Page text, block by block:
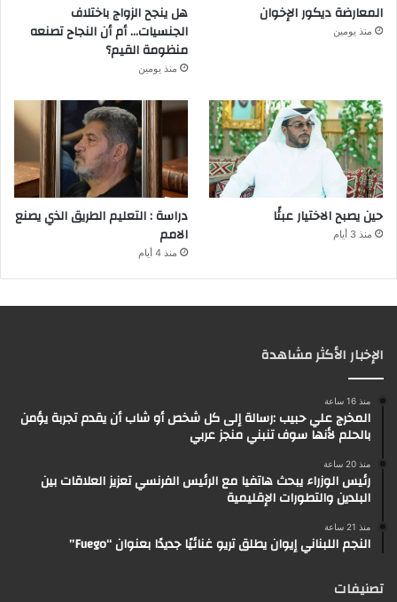
المعارضة ديكور الإخوان
منذ يومين
هل ينجح الزواج باختلاف
الجنسيات… أم أن النجاح تصنعه
منظومة القيم؟
منذ يومين
حين يصبح الاختيار عبئًا
منذ 3 أيام
دراسة : التعليم الطريق الذي يصنع
الامم
منذ 4 أيام
الإخبار الأكثر مشاهدة
منذ 16 ساعة
المخرج علي حبيب :رسالة إلى كل شخص أو شاب أن يقدم تجربة يؤمن
بالحلم لأنها سوف تنبني منجز عربي
منذ 20 ساعة
رئيس الوزراء يبحث هاتفيا مع الرئيس الفرنسي تعزيز العلاقات بين
البلدين والتطورات الإقليمية
منذ 21 ساعة
النجم اللبناني إيوان يطلق تريو غنائيًا جديدًا بعنوان “Fuego”
تصنيفات